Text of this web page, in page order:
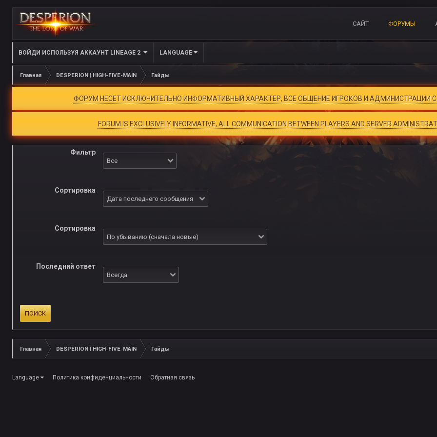
САЙТ ФОРУМЫ
ВОЙДИ ИСПОЛЬЗУЯ АККАУНТ LINEAGE 2 LANGUAGE
Главная DESPERION | HIGH-FIVE-MAIN Гайды
ФОРУМ НЕСЕТ ИСКЛЮЧИТЕЛЬНО ИНФОРМАТИВНЫЙ ХАРАКТЕР, ВСЕ ОБЩЕНИЕ ИГРОКОВ И АДМИНИСТРАЦИИ
FORUM IS EXCLUSIVELY INFORMATIVE, ALL COMMUNICATION BETWEEN PLAYERS AND SERVER
Фильтр
Сортировка
Сортировка
Последний ответ
ПОИСК
Главная DESPERION | HIGH-FIVE-MAIN Гайды
Language Политика конфиденциальности Обратная связь